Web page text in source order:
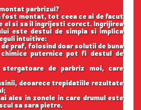
parbrizul?
fost montat, tot ceea ce ai de facut
el si sa il ingrijesti corect. Ingrijirea
este destul de simpla si implica
intuitive:
praf, folosind doar solutii de buna
puternice pot fi destul de
de parbriz moi, care
deoarece trepidatiile rezultate
ales in zonele in care drumul este
sa sara pietre.